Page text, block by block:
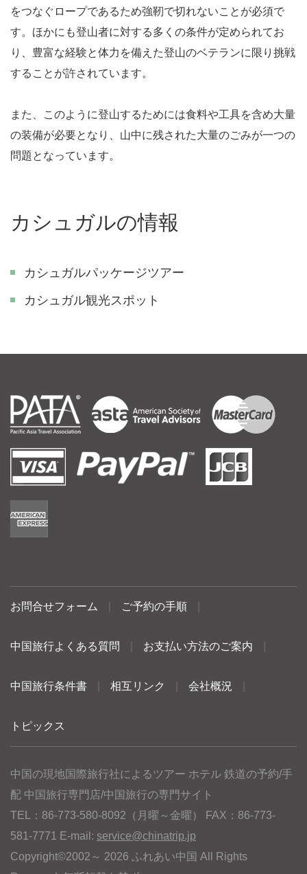
をつなぐロープであるため強靭で切れないことが必須で
す。ほかにも登山者に対する多くの条件が定められてお
り、豊富な経験と体力を備えた登山のベテランに限り挑戦
することが許されています。
また、このように登山するためには食料や工具を含め大量
の装備が必要となり、山中に残された大量のごみが一つの
問題となっています。
カシュガルの情報
カシュガルパッケージツアー
カシュガル観光スポット
お問合せフォーム ご予約の手順
中国旅行よくある質問 お支払い方法のご案内
中国旅行条件書 相互リンク 会社概況
トピックス
中国の現地国際旅行社によるツアー ホテル 鉄道の予約/手
配 中国旅行専門店/中国旅行の専門サイト
TEL：86-773-580-8092（月曜～金曜） FAX：86-773-
581-7771 E-mail: service@chinatrip.jp
Copyright©2002～ 2026 ふれあい中国 All Rights